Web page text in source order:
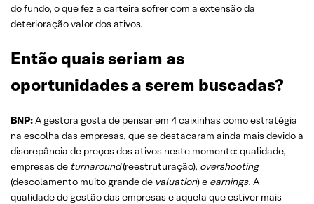
do fundo, o que fez a carteira sofrer com a extensão da
deterioração valor dos ativos.
Então quais seriam as
oportunidades a serem buscadas?
BNP:A gestora gosta de pensar em 4 caixinhas como estratégia
na escolha das empresas, que se destacaram ainda mais devido a
discrepância de preços dos ativos neste momento: qualidade,
empresas de turnaround(reestruturação), overshooting
(descolamento muito grande de valuation) e earnings. A
qualidade de gestão das empresas e aquela que estiver mais